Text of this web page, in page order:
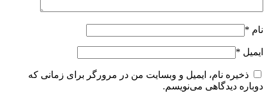
نام *
ایمیل *
ذخیره نام، ایمیل و وبسایت من در مرورگر برای زمانی که
دوباره دیدگاهی می‌نویسم.